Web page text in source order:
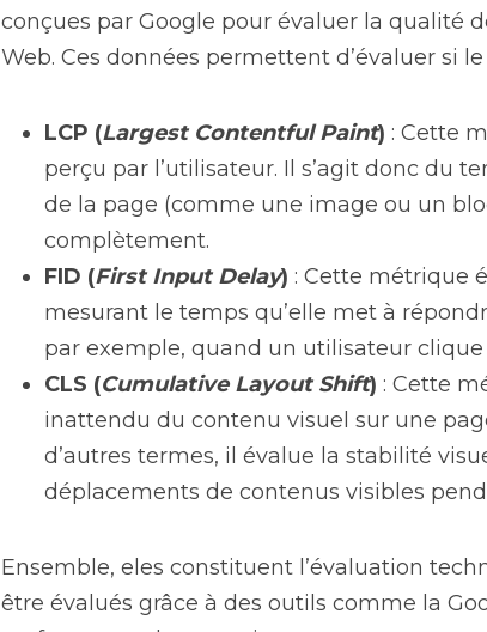
conçues par Google pour évaluer la qualité
Web. Ces données permettent d’évaluer si
LCP (Largest Contentful Paint) : Cette
perçu par l’utilisateur. Il s’agit donc du
de la page (comme une image ou un
complètement.
FID (First Input Delay) : Cette métrique
mesurant le temps qu’elle met à
par exemple, quand un utilisateur
CLS (Cumulative Layout Shift) : Cette
inattendu du contenu visuel sur une
d’autres termes, il évalue la stabilité
déplacements de contenus visibles
Ensemble, eles constituent l’évaluation
être évalués grâce à des outils comme la